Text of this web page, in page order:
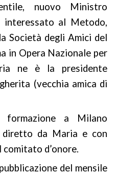
nuovo Ministro
interessato al Metodo,
Società degli Amici del
in Opera Nazionale per
ne è la presidente
(vecchia amica di
a Milano
diretto da Maria e con
d’onore.
del mensile